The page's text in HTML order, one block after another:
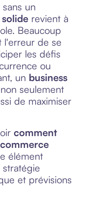
un
revient à
Beaucoup
l'erreur de se
les défis
ou
un business
seulement
de maximiser
comment
élément
et prévisions